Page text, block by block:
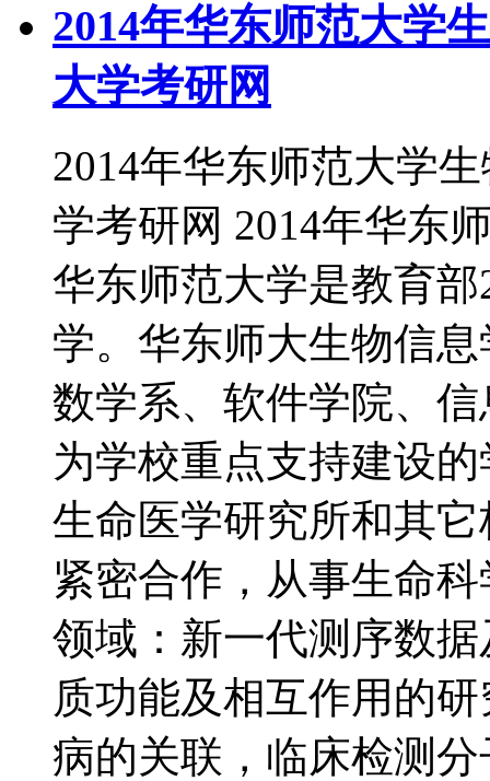
2014年华东师范大学
大学考研网
2014年华东师范大学
学考研网 2014年华东
华东师范大学是教育
学。华东师大生物信
数学系、软件学院、
为学校重点支持建设
生命医学研究所和其
紧密合作，从事生命
领域：新一代测序数
质功能及相互作用的
病的关联，临床检测